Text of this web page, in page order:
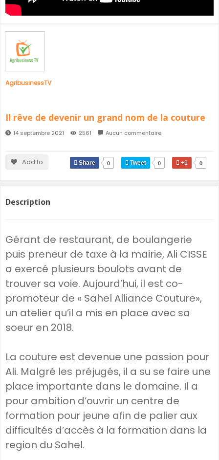
SÉNÉGAL
GUINÉE
AgribusinessTV
Il rêve de devenir un grand nom de la couture
14 septembre 2021 2561 Aucun commentaire
Add to Share 0 Tweet 0 +1 0
Description
Gérant de restaurant, de boulangerie
puis preneur de taxe à la mairie, Ali CISSE
a exercé plusieurs boulots avant de
trouver sa voie. Aujourd’hui, il est co-
promoteur de « Sahel Alliance Couture»,
un atelier qu’il a mis en place avec sa
soeur en 2018.
La couture est devenue une passion pour
Ali. Malgré les préjugés, il a su se faire une
place importante dans le domaine. Il a
pour ambition d’ouvrir un centre de
formation pour jeune afin de palier aux
difficultés d’accès à la formation dans la
region du Sahel.